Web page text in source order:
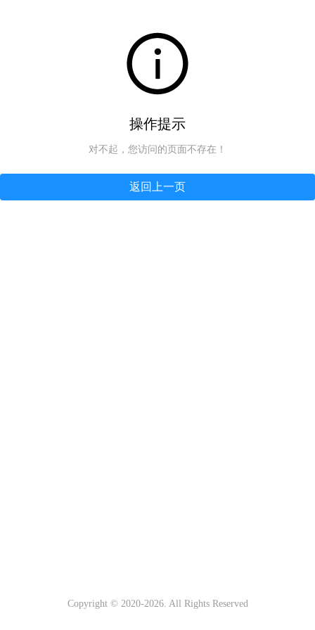
操作提示
对不起，您访问的页面不存在！
返回上一页
Copyright © 2020-2026. All Rights Reserved